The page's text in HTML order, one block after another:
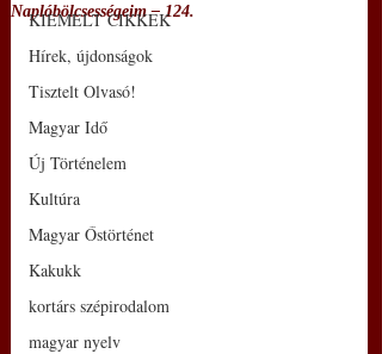
KIEMELT CIKKEK
Hírek, újdonságok
Tisztelt Olvasó!
Magyar Idő
Új Történelem
Kultúra
Magyar Őstörténet
Kakukk
kortárs szépirodalom
magyar nyelv
Naplóbölcsességeim – 124.